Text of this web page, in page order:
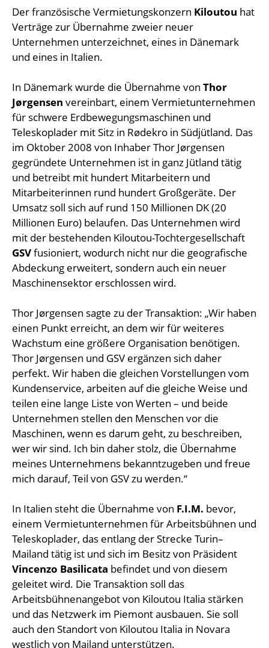
Der französische Vermietungskonzern Kiloutou hat
Verträge zur Übernahme zweier neuer
Unternehmen unterzeichnet, eines in Dänemark
und eines in Italien.
In Dänemark wurde die Übernahme von Thor
Jørgensen vereinbart, einem Vermietunternehmen
für schwere Erdbewegungsmaschinen und
Teleskoplader mit Sitz in Rødekro in Südjütland. Das
im Oktober 2008 von Inhaber Thor Jørgensen
gegründete Unternehmen ist in ganz Jütland tätig
und betreibt mit hundert Mitarbeitern und
Mitarbeiterinnen rund hundert Großgeräte. Der
Umsatz soll sich auf rund 150 Millionen DK (20
Millionen Euro) belaufen. Das Unternehmen wird
mit der bestehenden Kiloutou-Tochtergesellschaft
GSVfusioniert, wodurch nicht nur die geografische
Abdeckung erweitert, sondern auch ein neuer
Maschinensektor erschlossen wird.
Thor Jørgensen sagte zu der Transaktion: „Wir haben
einen Punkt erreicht, an dem wir für weiteres
Wachstum eine größere Organisation benötigen.
Thor Jørgensen und GSV ergänzen sich daher
perfekt. Wir haben die gleichen Vorstellungen vom
Kundenservice, arbeiten auf die gleiche Weise und
teilen eine lange Liste von Werten – und beide
Unternehmen stellen den Menschen vor die
Maschinen, wenn es darum geht, zu beschreiben,
wer wir sind. Ich bin daher stolz, die Übernahme
meines Unternehmens bekanntzugeben und freue
mich darauf, Teil von GSV zu werden.“
In Italien steht die Übernahme von F.I.M. bevor,
einem Vermietunternehmen für Arbeitsbühnen und
Teleskoplader, das entlang der Strecke Turin–
Mailand tätig ist und sich im Besitz von Präsident
Vincenzo Basilicata befindet und von diesem
geleitet wird. Die Transaktion soll das
Arbeitsbühnenangebot von Kiloutou Italia stärken
und das Netzwerk im Piemont ausbauen. Sie soll
auch den Standort von Kiloutou Italia in Novara
westlich von Mailand unterstützen.